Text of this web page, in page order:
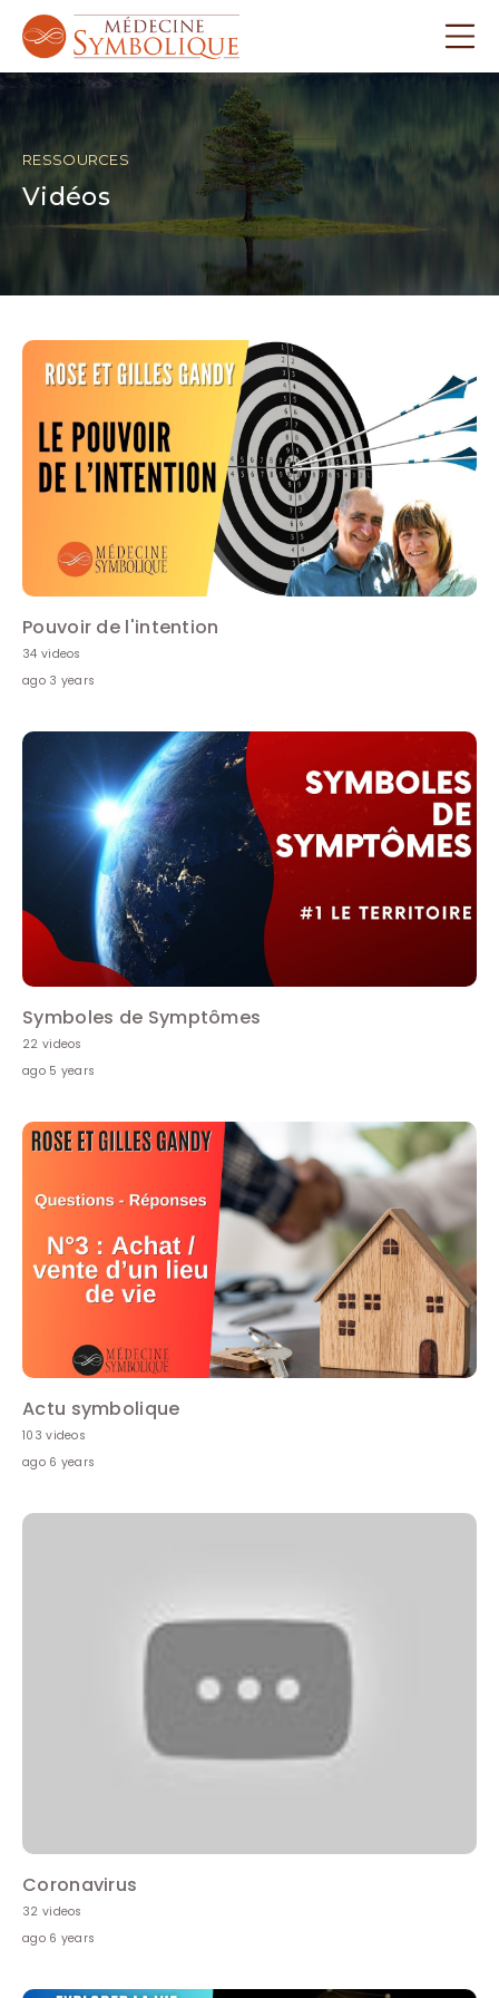
RESSOURCES
Vidéos
Pouvoir de l'intention
34 videos
ago 3 years
Symboles de Symptômes
22 videos
ago 5 years
Actu symbolique
103 videos
ago 6 years
Coronavirus
32 videos
ago 6 years